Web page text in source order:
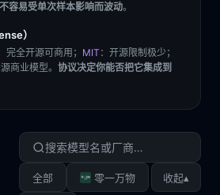
容易受单次样本影响而波动。
）
完全开源可商用； MIT ：开源限制极少；
商业模型。 协议决定你能否把它集成到
全部 零一万物 收起▴